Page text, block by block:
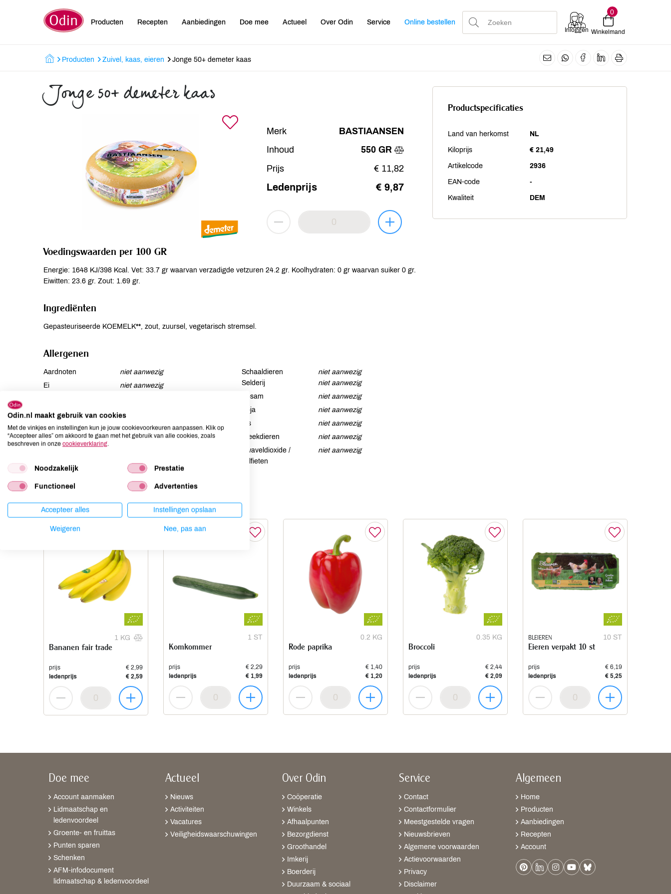
Producten Recepten Aanbiedingen Doe mee Actueel Over Odin Service Online bestellen
Inloggen
0
Winkelmand
Producten Zuivel, kaas, eieren Jonge 50+ demeter kaas
Jonge 50+ demeter kaas
Merk
BASTIAANSEN
Inhoud
550 GR
Prijs
€ 11,82
Ledenprijs € 9,87
Voedingswaarden per 100 GR
Energie: 1648 KJ/398 Kcal. Vet: 33.7 gr waarvan verzadigde vetzuren 24.2 gr. Koolhydraten: 0 gr waarvan suiker 0 gr.
Eiwitten: 23.6 gr. Zout: 1.69 gr.
Ingrediënten
Gepasteuriseerde KOEMELK**, zout, zuursel, vegetarisch stremsel.
Allergenen
Aardnoten
niet aanwezig
Ei
niet aanwezig
Lactose
aanwezig
Lupine
niet aanwezig
Mosterd
niet aanwezig
Schaaldieren
niet aanwezig
Selderij
niet aanwezig
Sesam
niet aanwezig
Soja
niet aanwezig
Vis
niet aanwezig
Weekdieren
niet aanwezig
Zwaveldioxide /
sulfieten
niet aanwezig
Productspecificaties
Land van herkomst NL
Kiloprijs € 21,49
Artikelcode 2936
EAN-code -
Kwaliteit DEM
1 KG
Bananen fair trade
prijs
€ 2,99
ledenprijs
€ 2,59
1 ST
Komkommer
prijs
€ 2,29
ledenprijs
€ 1,99
0.2 KG
Rode paprika
prijs
€ 1,40
ledenprijs
€ 1,20
0.35 KG
Broccoli
prijs
€ 2,44
ledenprijs
€ 2,09
BLEIEREN 10 ST
Eieren verpakt 10 st
prijs
€ 6,19
ledenprijs
€ 5,25
Doe mee
Account aanmaken
Lidmaatschap en
ledenvoordeel
Groente- en fruittas
Punten sparen
Schenken
AFM-infodocument
lidmaatschap & ledenvoordeel
Actueel
Nieuws
Activiteiten
Vacatures
Veiligheidswaarschuwingen
Over Odin
Coöperatie
Winkels
Afhaalpunten
Bezorgdienst
Groothandel
Imkerij
Boerderij
Duurzaam & sociaal
Service
Contact
Contactformulier
Meestgestelde vragen
Nieuwsbrieven
Algemene voorwaarden
Actievoorwaarden
Privacy
Disclaimer
Algemeen
Home
Producten
Aanbiedingen
Recepten
Account
Odin.nl maakt gebruik van cookies
Met de vinkjes en instellingen kun je jouw cookievoorkeuren aanpassen. Klik op
“Accepteer alles” om akkoord te gaan met het gebruik van alle cookies, zoals
beschreven in onze cookieverklaring.
Noodzakelijk Prestatie
Functioneel Advertenties
Accepteer alles Instellingen opslaan
Weigeren Nee, pas aan